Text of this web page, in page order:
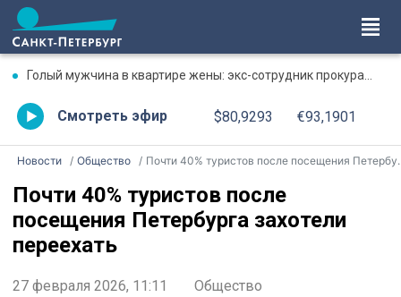
Голый мужчина в квартире жены: экс-сотрудник прокуратуры рассказал, почему совершил убийство
Смотреть эфир $80,9293 €93,1901
Новости Общество Почти 40% туристов после посещения Петербурга захотели переехать
Почти 40% туристов после
посещения Петербурга захотели
переехать
27 февраля 2026, 11:11 Общество